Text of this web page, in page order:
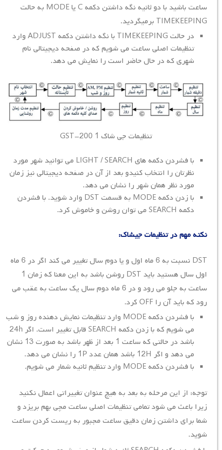
ساعت باشید با دو ثانیه نگه داشتن دکمه C یا MODE به حالت
TIMEKEEPING برمیگردید.
در حالت TIMEKEEPING با نگه داشتن دکمه ADJUST وارد
تنظیمات اصلی ساعت می شویم که در صفحه دیجیتالی نام
شهری که در حال حاضر است را نمایش می دهد.
تنظیمات جی شاک GST-200 1
با فشردن دکمه های LIGHT / SEARCH می توانید شهر مورد
نظرتان را انتخاب کنیدو بعد از آن در صفحه دیجیتالی نیز زمان
مورد نظر همان شهر را نشان می دهد.
با زدن دکمه MODE به قسمت DST وارد شوید. با فشردن
دکمه SEARCH می توان روشن و خاموش کرد.
نکته مهم در تنظیمات جیشاک:
DST نسبت به 6 ماه اول و یا دوم سال تغییر می کند اگر در 6 ماه
اول سال هستید باید DST روشن باشد به این معنا که زمان 1
ساعت به جلو می رود و در 6 ماه دوم سال یک ساعت به عقب می
رود که باید آن را OFF کرد.
با فشردن دکمه MODE وارد تنظیمات نمایش دهنده روز و شب
می شویم که با زدن دکمه SEARCH قابل تغییر است. اگر 24h
باشد در حالتی که ساعت 1 بعد از ظهر باشد به صورت 13 نشان
می دهد و اگر 12H باشد همان عدد 1P را نشان می دهد.
با فشردن دکمه MODE وارد تنظیم ثانیه شمار می شویم.
توجه: از این مرحله به بعد به هیچ عنوان تغییراتی اعمال نکنید
زیرا باعث می شود تمامی تنظیمات اصلی ساعت مچی بهم بریزد و
شما برای داشتن زمان دقیق ساعت مجبور به ریست کردن ساعت
شوید.